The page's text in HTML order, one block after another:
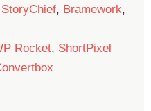
StoryChief, Bramework,
Rocket, ShortPixel